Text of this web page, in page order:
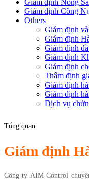
Giám định Công
Others
Giám định
Giám định
Giám định
Giám định
Giám định
Thẩm định
Giám định
Giám định
Dịch vụ
Tổng quan
Giám định
Công ty AIM Control